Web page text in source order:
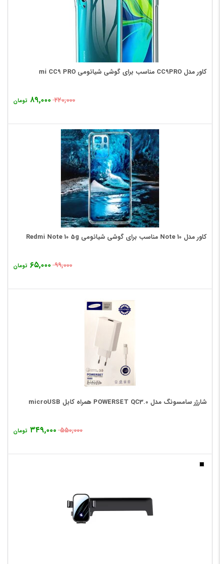
کاور مدل CC9PRO مناسب برای گوشی شیائومی mi CC9 PRO
۲۲۰,۰۰۰ ۸۹,۰۰۰ تومان
کاور مدل Note 10 مناسب برای گوشی شیائومی Redmi Note 10 5g
۹۹,۰۰۰ ۶۵,۰۰۰ تومان
شارژر سامسونگ مدل POWERSET QC3.0 همراه کابل microUSB
۵۵۰,۰۰۰ ۳۴۹,۰۰۰ تومان